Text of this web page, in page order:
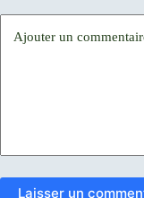
Ajouter un
Laisser un